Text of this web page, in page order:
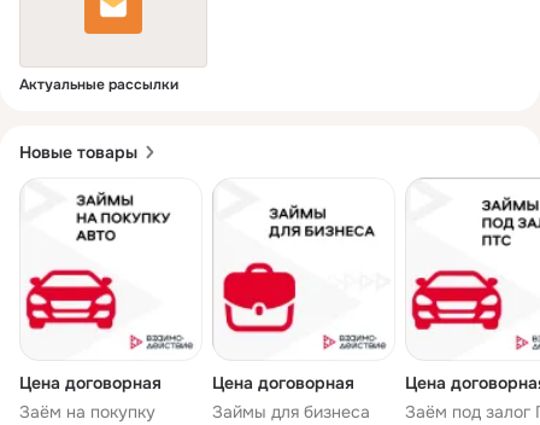
Актуальные рассылки
Новые товары
Цена договорная
Заём на покупку
Цена договорная
Займы для бизнеса
Цена
Заём под